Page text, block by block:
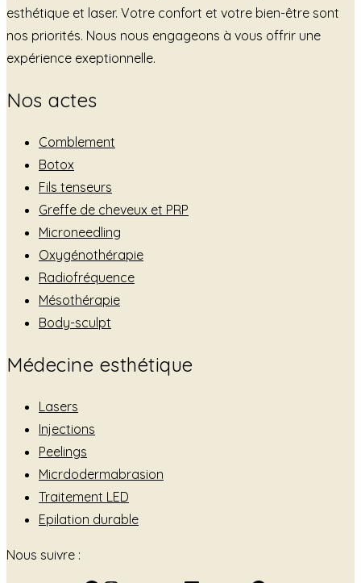
esthétique et laser. Votre confort et votre bien-être sont
nos priorités. Nous nous engageons à vous offrir une
expérience exeptionnelle.
Nos actes
Comblement
Botox
Fils tenseurs
Greffe de cheveux et PRP
Microneedling
Oxygénothérapie
Radiofréquence
Mésothérapie
Body-sculpt
Médecine esthétique
Lasers
Injections
Peelings
Micrdodermabrasion
Traitement LED
Epilation durable
Nous suivre :